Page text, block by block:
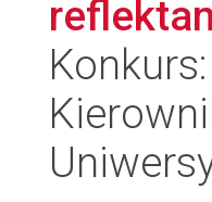
Konkurs: